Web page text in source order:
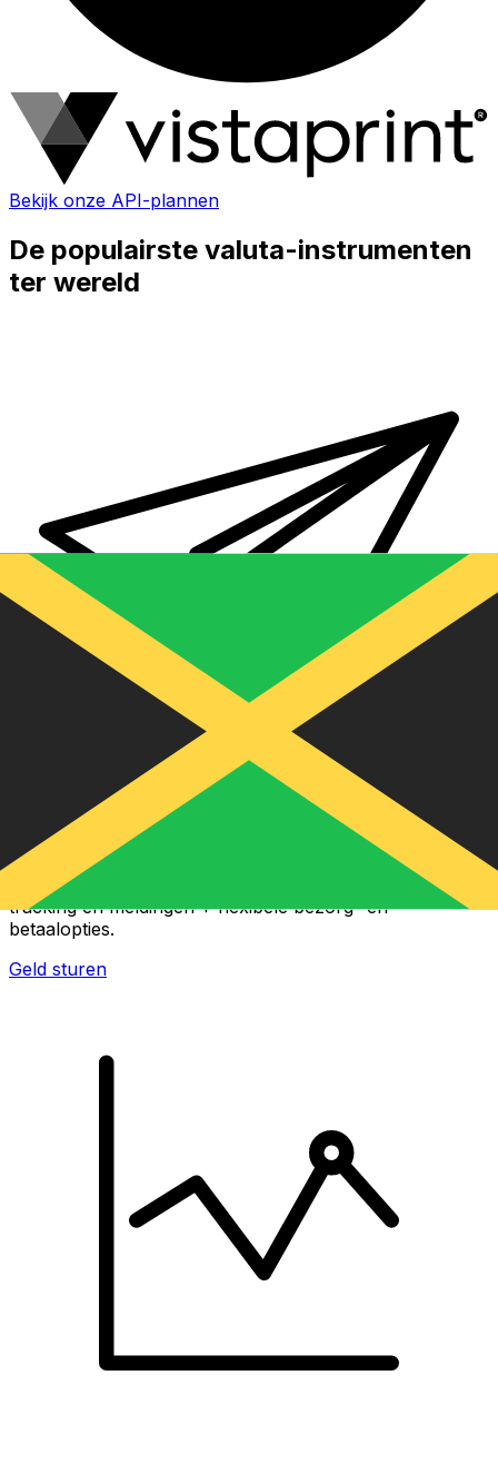
Bekijk onze API-plannen
De populairste valuta-instrumenten
ter wereld
Xe Internationale Geldoverboeking
Stuur snel en veilig en gemakkelijk geld online. Live
tracking en meldingen + flexibele bezorg- en
betaalopties.
Geld sturen